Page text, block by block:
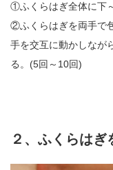
①ふくらはぎ全体に下
②ふくらはぎを両手で
手を交互に動かしなが
る。(5回～10回)
２、ふくらは